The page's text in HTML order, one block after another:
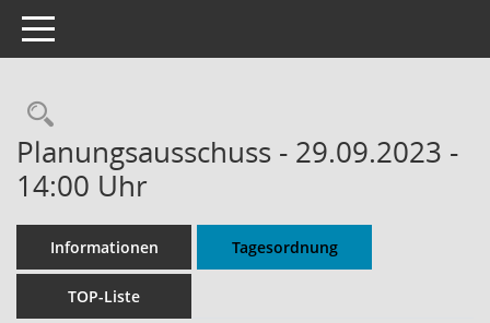
Toggle navigation
Rechercheauswahl
Planungsausschuss - 29.09.2023 -
14:00 Uhr
Informationen Tagesordnung
TOP-Liste